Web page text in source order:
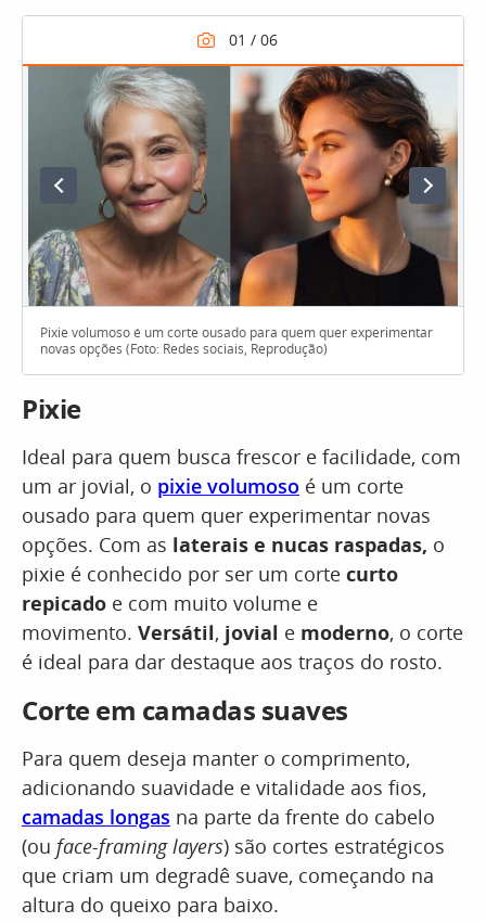
Pixie volumoso é um corte ousado para quem quer experimentar
novas opções (Foto: Redes sociais, Reprodução)
Pixie
Ideal para quem busca frescor e facilidade, com
um ar jovial, o pixie volumoso é um corte
ousado para quem quer experimentar novas
opções. Com as laterais e nucas raspadas, o
pixie é conhecido por ser um corte curto
repicado e com muito volume e
movimento. Versátil, jovial e moderno, o corte
é ideal para dar destaque aos traços do rosto.
Corte em camadas suaves
Para quem deseja manter o comprimento,
adicionando suavidade e vitalidade aos fios,
camadas longas na parte da frente do cabelo
(ou face-framing layers) são cortes estratégicos
que criam um degradê suave, começando na
altura do queixo para baixo.